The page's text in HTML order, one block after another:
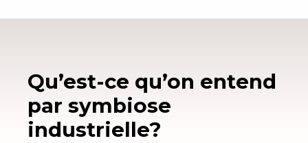
Qu’est-ce qu’on entend
par symbiose
industrielle?